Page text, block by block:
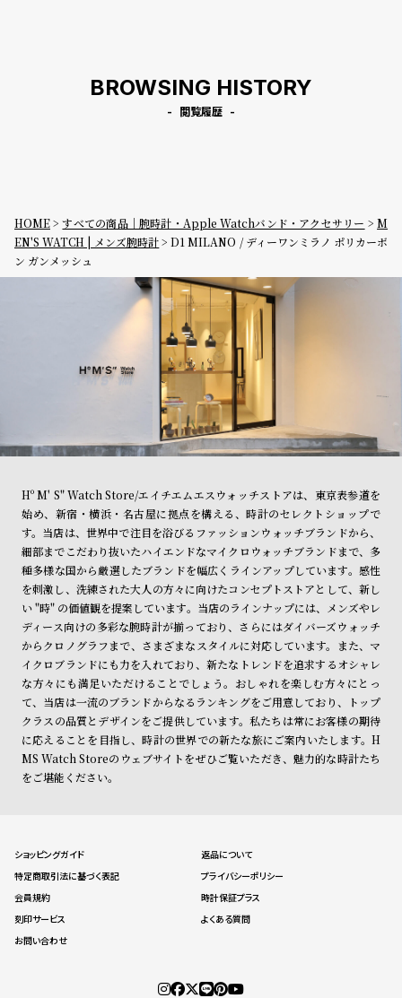
BROWSING HISTORY
閲覧履歴
HOME すべての商品｜腕時計・Apple Watchバンド・アクセサリー
M
EN'S WATCH | メンズ腕時計
D1 MILANO / ディーワンミラノ ポリカーボ
ン ガンメッシュ
Hº M' S" Watch Store/エイチエムエスウォッチストアは、東京表参道を
始め、新宿・横浜・名古屋に拠点を構える、時計のセレクトショップで
す。当店は、世界中で注目を浴びるファッションウォッチブランドから、
細部までこだわり抜いたハイエンドなマイクロウォッチブランドまで、多
種多様な国から厳選したブランドを幅広くラインアップしています。感性
を刺激し、洗練された大人の方々に向けたコンセプトストアとして、新し
い "時" の価値観を提案しています。当店のラインナップには、メンズやレ
ディース向けの多彩な腕時計が揃っており、さらにはダイバーズウォッチ
からクロノグラフまで、さまざまなスタイルに対応しています。また、マ
イクロブランドにも力を入れており、新たなトレンドを追求するオシャレ
な方々にも満足いただけることでしょう。おしゃれを楽しむ方々にとっ
て、当店は一流のブランドからなるランキングをご用意しており、トップ
クラスの品質とデザインをご提供しています。私たちは常にお客様の期待
に応えることを目指し、時計の世界での新たな旅にご案内いたします。H
MS Watch Storeのウェブサイトをぜひご覧いただき、魅力的な時計たち
をご堪能ください。
ショッピングガイド
返品について
特定商取引法に基づく表記
プライバシーポリシー
会員規約
時計保証プラス
刻印サービス
よくある質問
お問い合わせ